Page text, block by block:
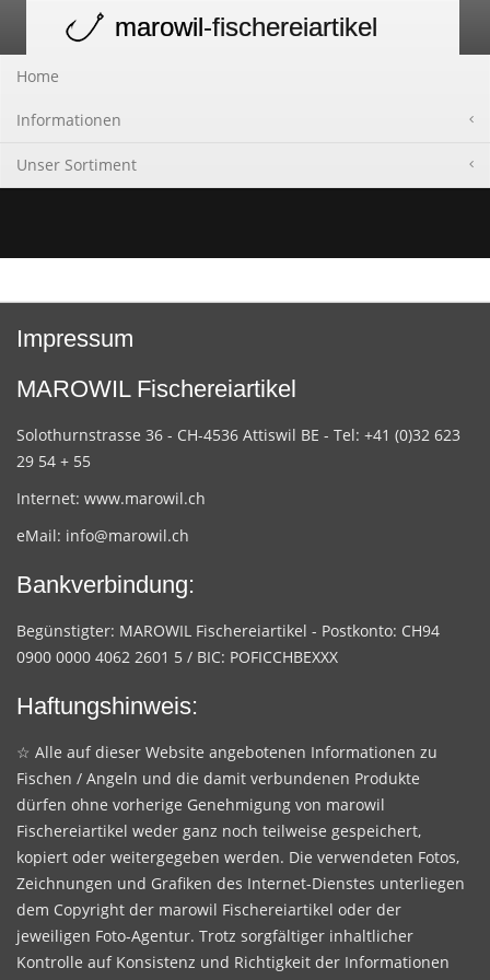
navigation
marowil-fischereiartikel
Home
Informationen
Unser Sortiment
Impressum
MAROWIL Fischereiartikel
Solothurnstrasse 36 - CH-4536 Attiswil BE - Tel: +41 (0)32 623
29 54 + 55
Internet: www.marowil.ch
eMail: info@marowil.ch
Bankverbindung:
Begünstigter: MAROWIL Fischereiartikel - Postkonto: CH94
0900 0000 4062 2601 5 / BIC: POFICCHBEXXX
Haftungshinweis:
☆ Alle auf dieser Website angebotenen Informationen zu
Fischen / Angeln und die damit verbundenen Produkte
dürfen ohne vorherige Genehmigung von marowil
Fischereiartikel weder ganz noch teilweise gespeichert,
kopiert oder weitergegeben werden. Die verwendeten Fotos,
Zeichnungen und Grafiken des Internet-Dienstes unterliegen
dem Copyright der marowil Fischereiartikel oder der
jeweiligen Foto-Agentur. Trotz sorgfältiger inhaltlicher
Kontrolle auf Konsistenz und Richtigkeit der Informationen